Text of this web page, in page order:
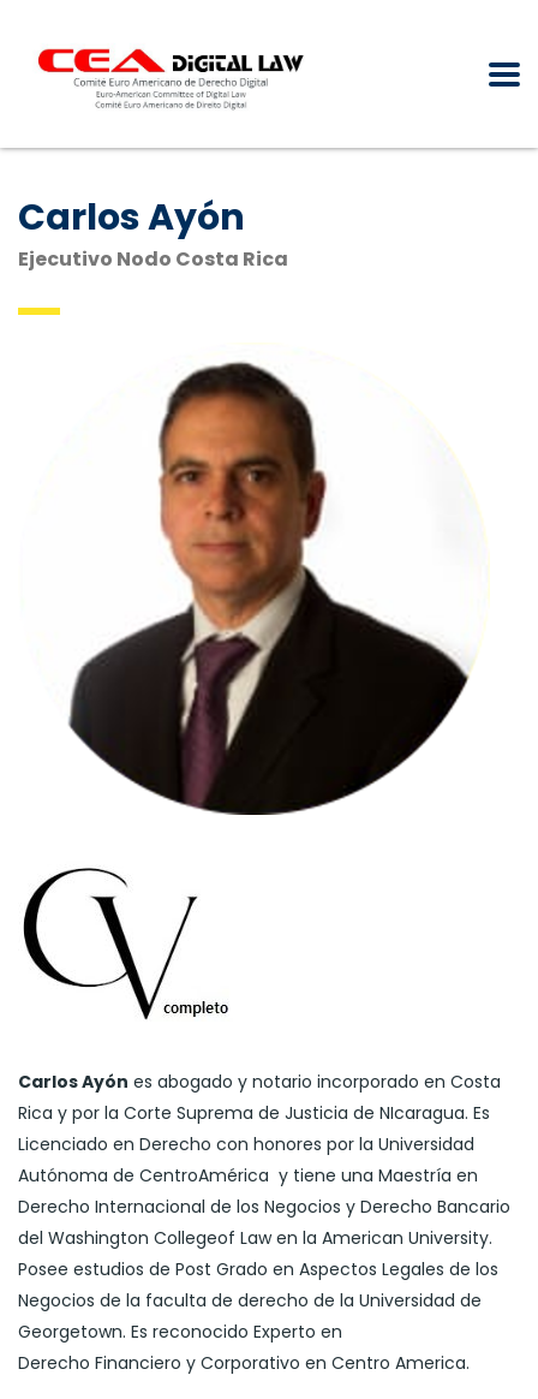
Carlos Ayón
Ejecutivo Nodo Costa Rica
CarlosAyón es abogado y notario incorporado en Costa
Rica y por la Corte Suprema de Justicia de NIcaragua. Es
Licenciado en Derecho con honores por la Universidad
Autónoma de CentroAmérica y tiene una Maestría en
Derecho Internacional de los Negocios y Derecho Bancario
del Washington Collegeof Lawen la American University.
Posee estudios de Post Grado en Aspectos Legales de los
Negocios de la faculta de derecho de la Universidad de
Georgetown. Es reconocido Experto en
Derecho Financiero y Corporativo en Centro America.